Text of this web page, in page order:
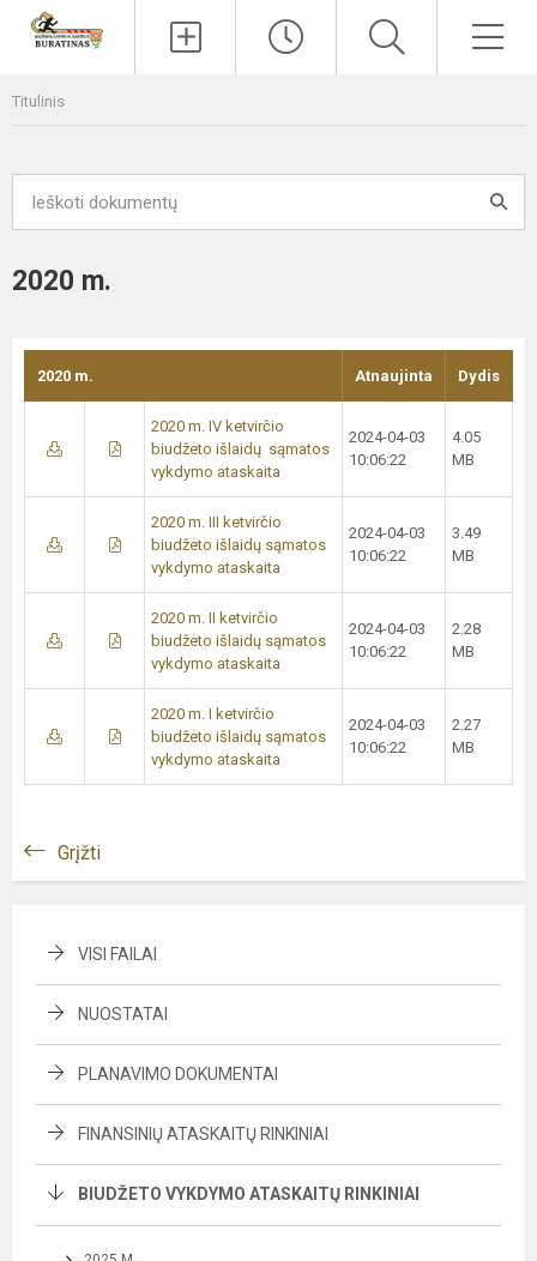
Titulinis
2020 m.
2020 m. Atnaujinta Dydis
2020 m. IV ketvirčio
biudžeto išlaidų sąmatos
vykdymo ataskaita
2024-04-03
10:06:22
4.05
MB
2020 m. III ketvirčio
biudžeto išlaidų sąmatos
vykdymo ataskaita
2024-04-03
10:06:22
3.49
MB
2020 m. II ketvirčio
biudžeto išlaidų sąmatos
vykdymo ataskaita
2024-04-03
10:06:22
2.28
MB
2020 m. I ketvirčio
biudžeto išlaidų sąmatos
vykdymo ataskaita
2024-04-03
10:06:22
2.27
MB
Grįžti
VISI FAILAI
NUOSTATAI
PLANAVIMO DOKUMENTAI
FINANSINIŲ ATASKAITŲ RINKINIAI
BIUDŽETO VYKDYMO ATASKAITŲ RINKINIAI